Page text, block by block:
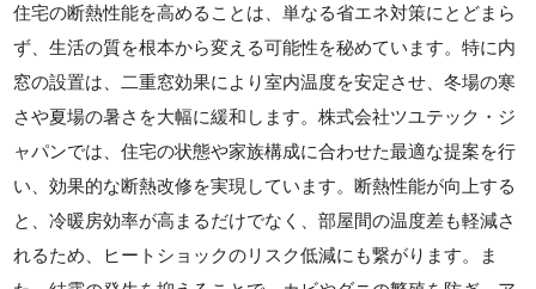
住宅の断熱性能を高めることは、単なる省エネ対策にとどまら
ず、生活の質を根本から変える可能性を秘めています。特に内
窓の設置は、二重窓効果により室内温度を安定させ、冬場の寒
さや夏場の暑さを大幅に緩和します。株式会社ツユテック・ジ
ャパンでは、住宅の状態や家族構成に合わせた最適な提案を行
い、効果的な断熱改修を実現しています。断熱性能が向上する
と、冷暖房効率が高まるだけでなく、部屋間の温度差も軽減さ
れるため、ヒートショックのリスク低減にも繋がります。ま